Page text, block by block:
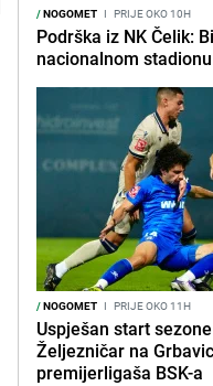
/NOGOMET I PRIJE OKO 10H
Podrška iz NK Čelik:
nacionalnom
/NOGOMET I PRIJE OKO 11H
Uspješan start
Željezničar na
premijerligaša BSK-a